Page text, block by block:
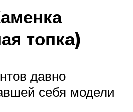
топка)
давно
себя модели